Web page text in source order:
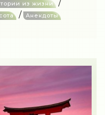
из жизни /
/ Анекдоты